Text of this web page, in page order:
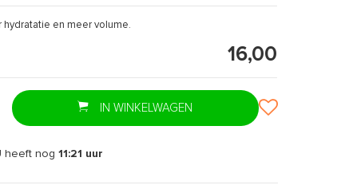
en meer volume.
16,00
IN WINKELWAGEN
heeft nog11:21 uur